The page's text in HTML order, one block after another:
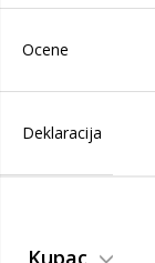
Ocene
Deklaracija
Kupac